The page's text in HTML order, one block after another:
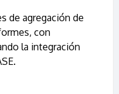
de agregación de
con
la integración